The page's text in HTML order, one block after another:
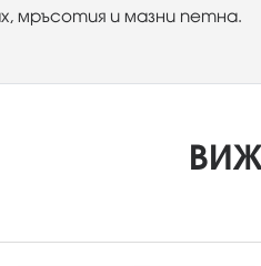
мръсотия и мазни петна.